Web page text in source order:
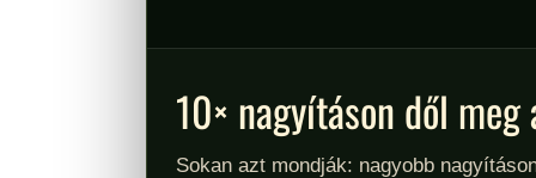
10× nagyításon dől
Sokan azt mondják: nagyobb